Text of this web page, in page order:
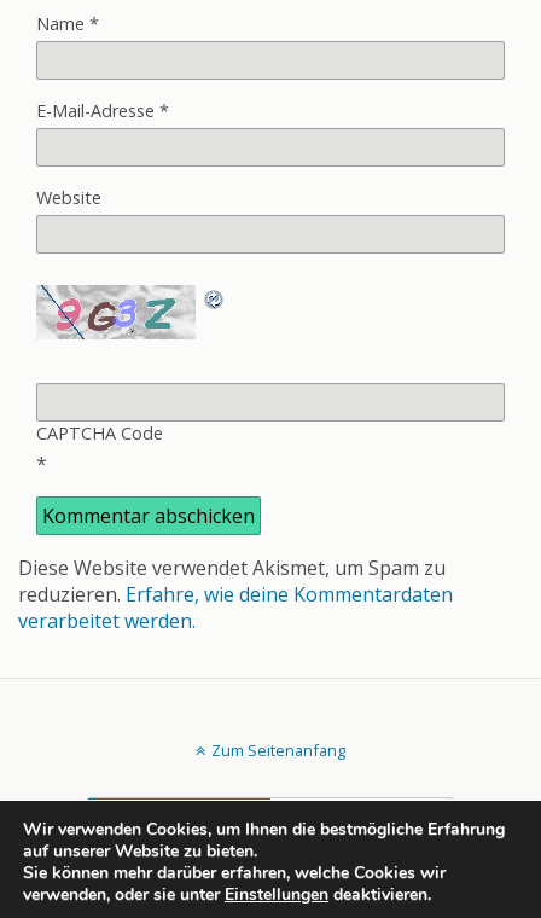
Name *
E-Mail-Adresse *
Website
CAPTCHA Code
*
Diese Website verwendet Akismet, um Spam zu
reduzieren. Erfahre, wie deine Kommentardaten
verarbeitet werden.
Zum Seitenanfang
All content Copyright rechtsportlich.net
Wir verwenden Cookies, um Ihnen die bestmögliche Erfahrung
auf unserer Website zu bieten.
Sie können mehr darüber erfahren, welche Cookies wir
verwenden, oder sie unter Einstellungen deaktivieren.